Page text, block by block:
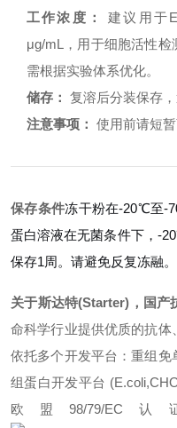
工作浓度：
建议用于
μg/mL，用于细胞活性检
需根据实验体系优化。
储存： 复溶后分装保存，
注意事项： 使用前请短
保存条件冻干粉在-20℃至-
蛋白溶液在无菌条件下，-
保存1周。请避免反复冻融。
关于斯达特(Starter)，国产
命科学行业提供优质的抗体
依托多个开发平台：重组
组蛋白开发平台
欧盟98/79/EC认